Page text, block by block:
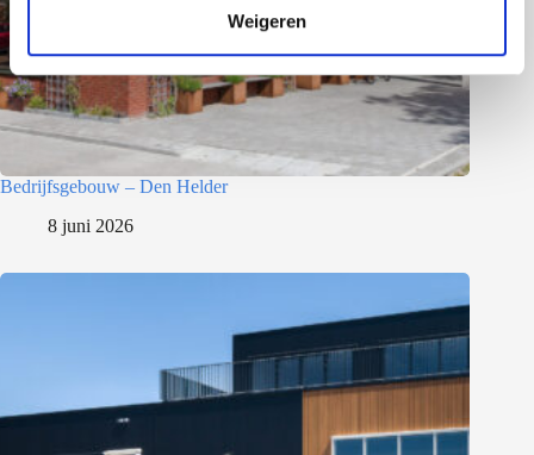
i
e
Weigeren
Bedrijfsgebouw – Den Helder
8 juni 2026